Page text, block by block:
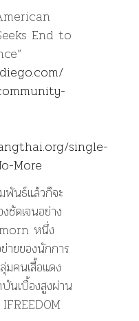
End to
single-
More
พันธ์แล้วก็จะ
ชัดเจนอย่าง
หนึ่ง
ายของนักการ
คนเสื้อแดง
นเบื้องสูงผ่าน